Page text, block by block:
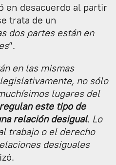
en desacuerdo al partir
trata de un
dos partes están en
”.
en las mismas
no sólo
lugares del
este tipo de
relación desigual. Lo
trabajo o el derecho
desiguales